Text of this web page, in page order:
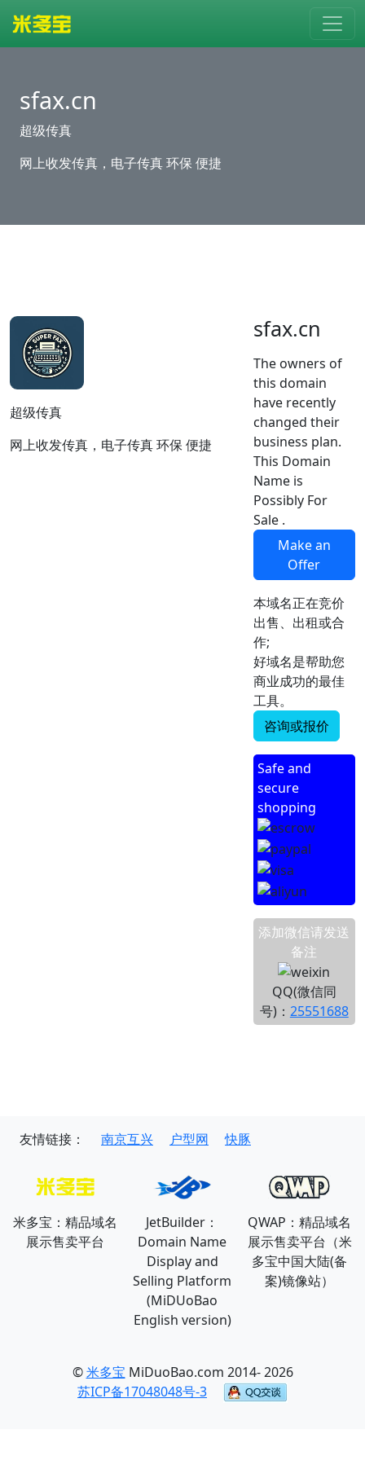
sfax.cn
超级传真
网上收发传真，电子传真 环保 便捷
超级传真
网上收发传真，电子传真 环保 便捷
sfax.cn
The owners of
this domain
have recently
changed their
business plan.
This Domain
Name is
Possibly For
Sale .
Make an
Offer
本域名正在竞价
出售、出租或合
作;
好域名是帮助您
商业成功的最佳
工具。
咨询或报价
Safe and
secure
shopping
添加微信请发送
备注
QQ(微信同
号)： 25551688
友情链接： 南京互兴 户型网 快豚
米多宝：精品域名
展示售卖平台
JetBuilder：
Domain Name
Display and
Selling Platform
(MiDUoBao
English version)
QWAP：精品域名
展示售卖平台（米
多宝中国大陆(备
案)镜像站）
©米多宝 MiDuoBao.com 2014- 2026
苏ICP备17048048号-3